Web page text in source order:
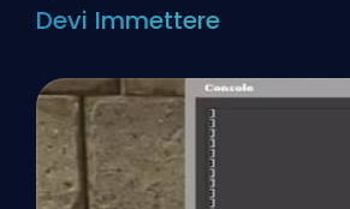
Devi Immettere